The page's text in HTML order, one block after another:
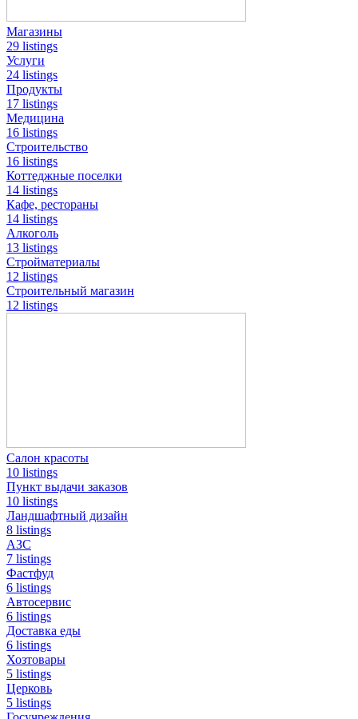
Магазины
29 listings
Услуги
24 listings
Продукты
17 listings
Медицина
16 listings
Строительство
16 listings
Коттеджные поселки
14 listings
Кафе, рестораны
14 listings
Алкоголь
13 listings
Стройматериалы
12 listings
Строительный магазин
12 listings
Салон красоты
10 listings
Пункт выдачи заказов
10 listings
Ландшафтный дизайн
8 listings
АЗС
7 listings
Фастфуд
6 listings
Автосервис
6 listings
Доставка еды
6 listings
Хозтовары
5 listings
Церковь
5 listings